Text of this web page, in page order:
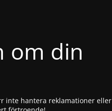
om din
inte hantera reklamationer eller